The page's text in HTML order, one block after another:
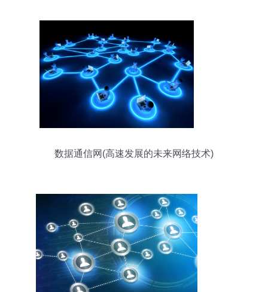
数据通信网(高速发展的未来网络技术)